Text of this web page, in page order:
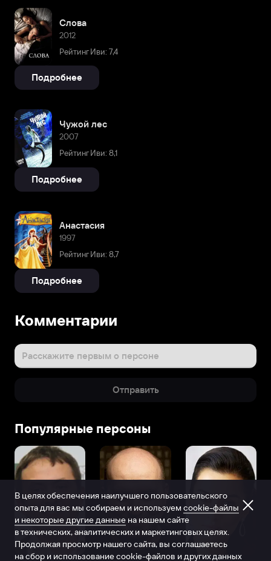
Слова
2012
Рейтинг Иви: 7,4
Подробнее
Чужой лес
2007
Рейтинг Иви: 8,1
Подробнее
Анастасия
1997
Рейтинг Иви: 8,7
Подробнее
Комментарии
Расскажите первым о персоне
Отправить
Популярные персоны
В целях обеспечения наилучшего пользовательского
опыта для вас мы собираем и используем cookie-файлы
и некоторые другие данные на нашем сайте
в технических, аналитических и маркетинговых целях.
Продолжая просмотр нашего сайта, вы соглашаетесь
на сбор и использование cookie-файлов и других данных